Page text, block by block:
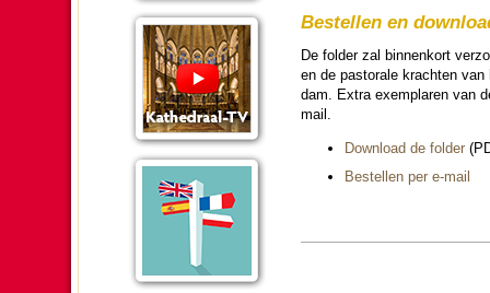
Be­stel­len en
De fol­der zal bin­nen­kort
en de pas­to­rale krachten
dam. Extra exemplaren van
mail.
Download de fol­der
Be­stel­len per e-mail